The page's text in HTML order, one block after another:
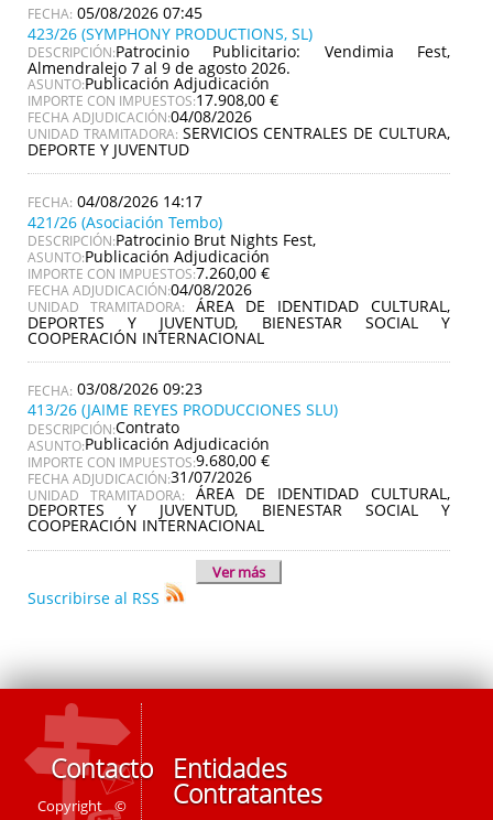
05/08/2026 07:45
423/26 (SYMPHONY PRODUCTIONS, SL)
DESCRIPCIÓN:Patrocinio Publicitario: Vendimia Fest,
Almendralejo 7 al 9 de agosto 2026.
ASUNTO:Publicación Adjudicación
IMPORTE CON IMPUESTOS:17.908,00 €
FECHA ADJUDICACIÓN:04/08/2026
UNIDAD TRAMITADORA: SERVICIOS CENTRALES DE CULTURA,
DEPORTE Y JUVENTUD
04/08/2026 14:17
421/26 (Asociación Tembo)
DESCRIPCIÓN:Patrocinio Brut Nights Fest,
ASUNTO:Publicación Adjudicación
IMPORTE CON IMPUESTOS:7.260,00 €
FECHA ADJUDICACIÓN:04/08/2026
UNIDAD TRAMITADORA: ÁREA DE IDENTIDAD CULTURAL,
DEPORTES Y JUVENTUD, BIENESTAR SOCIAL Y
COOPERACIÓN INTERNACIONAL
03/08/2026 09:23
413/26 (JAIME REYES PRODUCCIONES SLU)
DESCRIPCIÓN:Contrato
ASUNTO:Publicación Adjudicación
IMPORTE CON IMPUESTOS:9.680,00 €
FECHA ADJUDICACIÓN:31/07/2026
UNIDAD TRAMITADORA: ÁREA DE IDENTIDAD CULTURAL,
DEPORTES Y JUVENTUD, BIENESTAR SOCIAL Y
COOPERACIÓN INTERNACIONAL
Ver más
Suscribirse al RSS
Contacto
Copyright ©
Entidades
Contratantes